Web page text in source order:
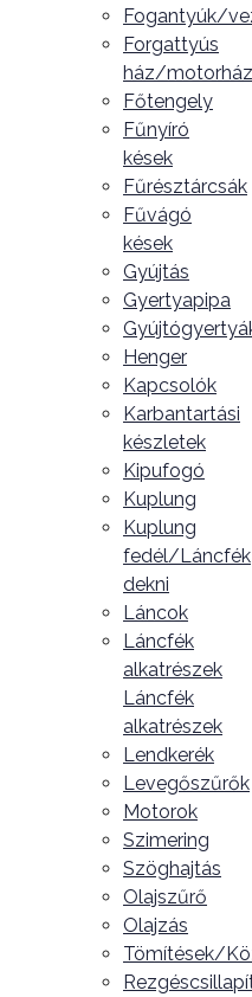
Fogantyúk/
Forgattyús
ház/motorház
Főtengely
Fűnyíró
kések
Fűrésztárcsák
Fűvágó
kések
Gyújtás
Gyertyapipa
Henger
Kapcsolók
Karbantartási
készletek
Kipufogó
Kuplung
Kuplung
fedél/Láncfék
dekni
Láncok
Láncfék
alkatrészek
Láncfék
alkatrészek
Lendkerék
Levegőszűrők
Motorok
Szimering
Szöghajtás
Olajszűrő
Olajzás
Tömítések/